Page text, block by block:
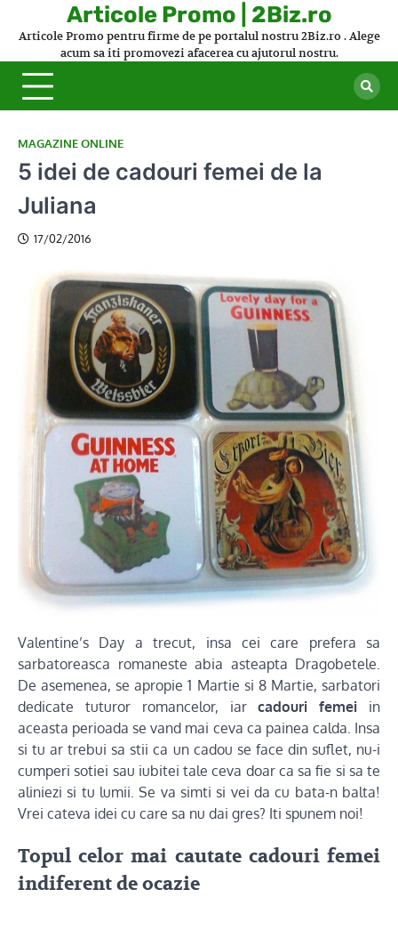
Articole Promo | 2Biz.ro
Articole Promo pentru firme de pe portalul nostru 2Biz.ro . Alege
acum sa iti promovezi afacerea cu ajutorul nostru.
MAGAZINE ONLINE
5 idei de cadouri femei de la
Juliana
17/02/2016
Valentine’s Day a trecut, insa cei care prefera sa
sarbatoreasca romaneste abia asteapta Dragobetele.
De asemenea, se apropie 1 Martie si 8 Martie, sarbatori
dedicate tuturor romancelor, iarcadouri femei in
aceasta perioada se vand mai ceva ca painea calda. Insa
si tu ar trebui sa stii ca un cadou se face din suflet, nu-i
cumperi sotiei sau iubitei tale ceva doar ca sa fie si sa te
aliniezi si tu lumii. Se va simti si vei da cu bata-n balta!
Vrei cateva idei cu care sa nu dai gres? Iti spunem noi!
Topul celor mai cautate cadouri femei
indiferent de ocazie